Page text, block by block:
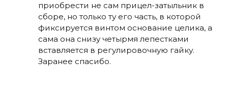
приобрести не сам прицел-затыльник в
сборе, но только ту его часть, в которой
фиксируется винтом основание целика, а
сама она снизу четырмя лепестками
вставляется в регулировочную гайку.
Заранее спасибо.